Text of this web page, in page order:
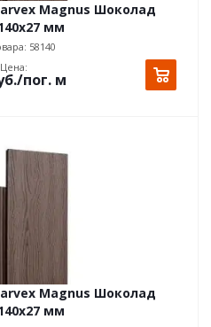
Magnus Шоколад
мм
58140
Цена:
/пог. м
Magnus Шоколад
мм